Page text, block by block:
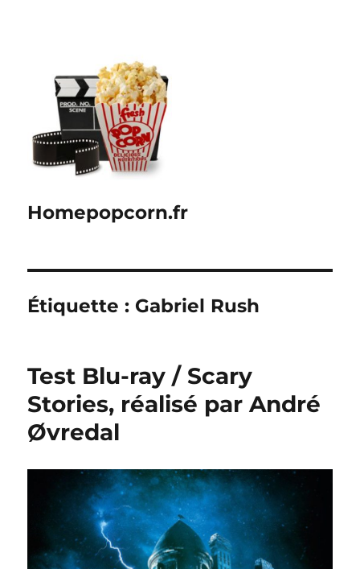
Homepopcorn.fr
Étiquette : Gabriel Rush
Test Blu-ray / Scary
Stories, réalisé par André
Øvredal